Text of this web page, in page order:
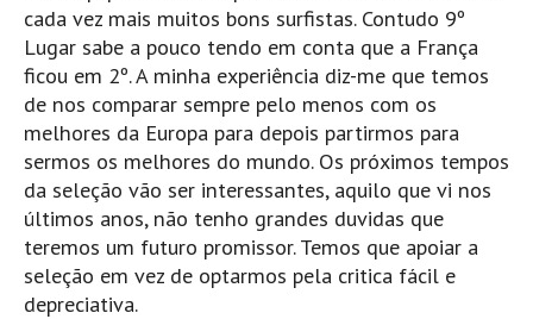
cada vez mais muitos bons surfistas. Contudo 9º
Lugar sabe a pouco tendo em conta que a França
ficou em 2º. A minha experiência diz-me que temos
de nos comparar sempre pelo menos com os
melhores da Europa para depois partirmos para
sermos os melhores do mundo. Os próximos tempos
da seleção vão ser interessantes, aquilo que vi nos
últimos anos, não tenho grandes duvidas que
teremos um futuro promissor. Temos que apoiar a
seleção em vez de optarmos pela critica fácil e
depreciativa.